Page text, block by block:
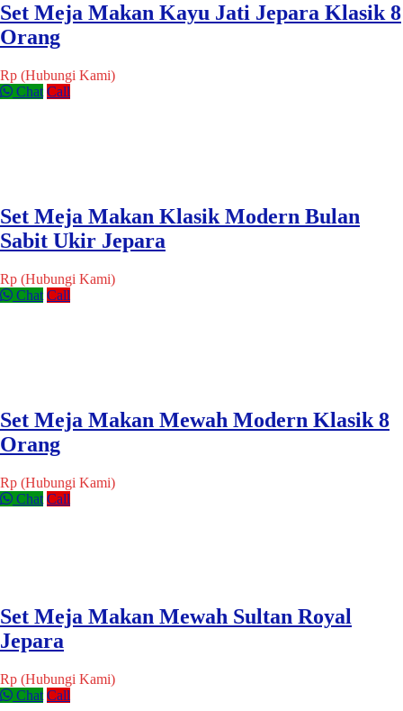
Set Meja Makan Kayu Jati Jepara Klasik 8
Orang
Rp (Hubungi Kami)
Chat Call
Set Meja Makan Klasik Modern Bulan
Sabit Ukir Jepara
Rp (Hubungi Kami)
Chat Call
Set Meja Makan Mewah Modern Klasik 8
Orang
Rp (Hubungi Kami)
Chat Call
Set Meja Makan Mewah Sultan Royal
Jepara
Rp (Hubungi Kami)
Chat Call